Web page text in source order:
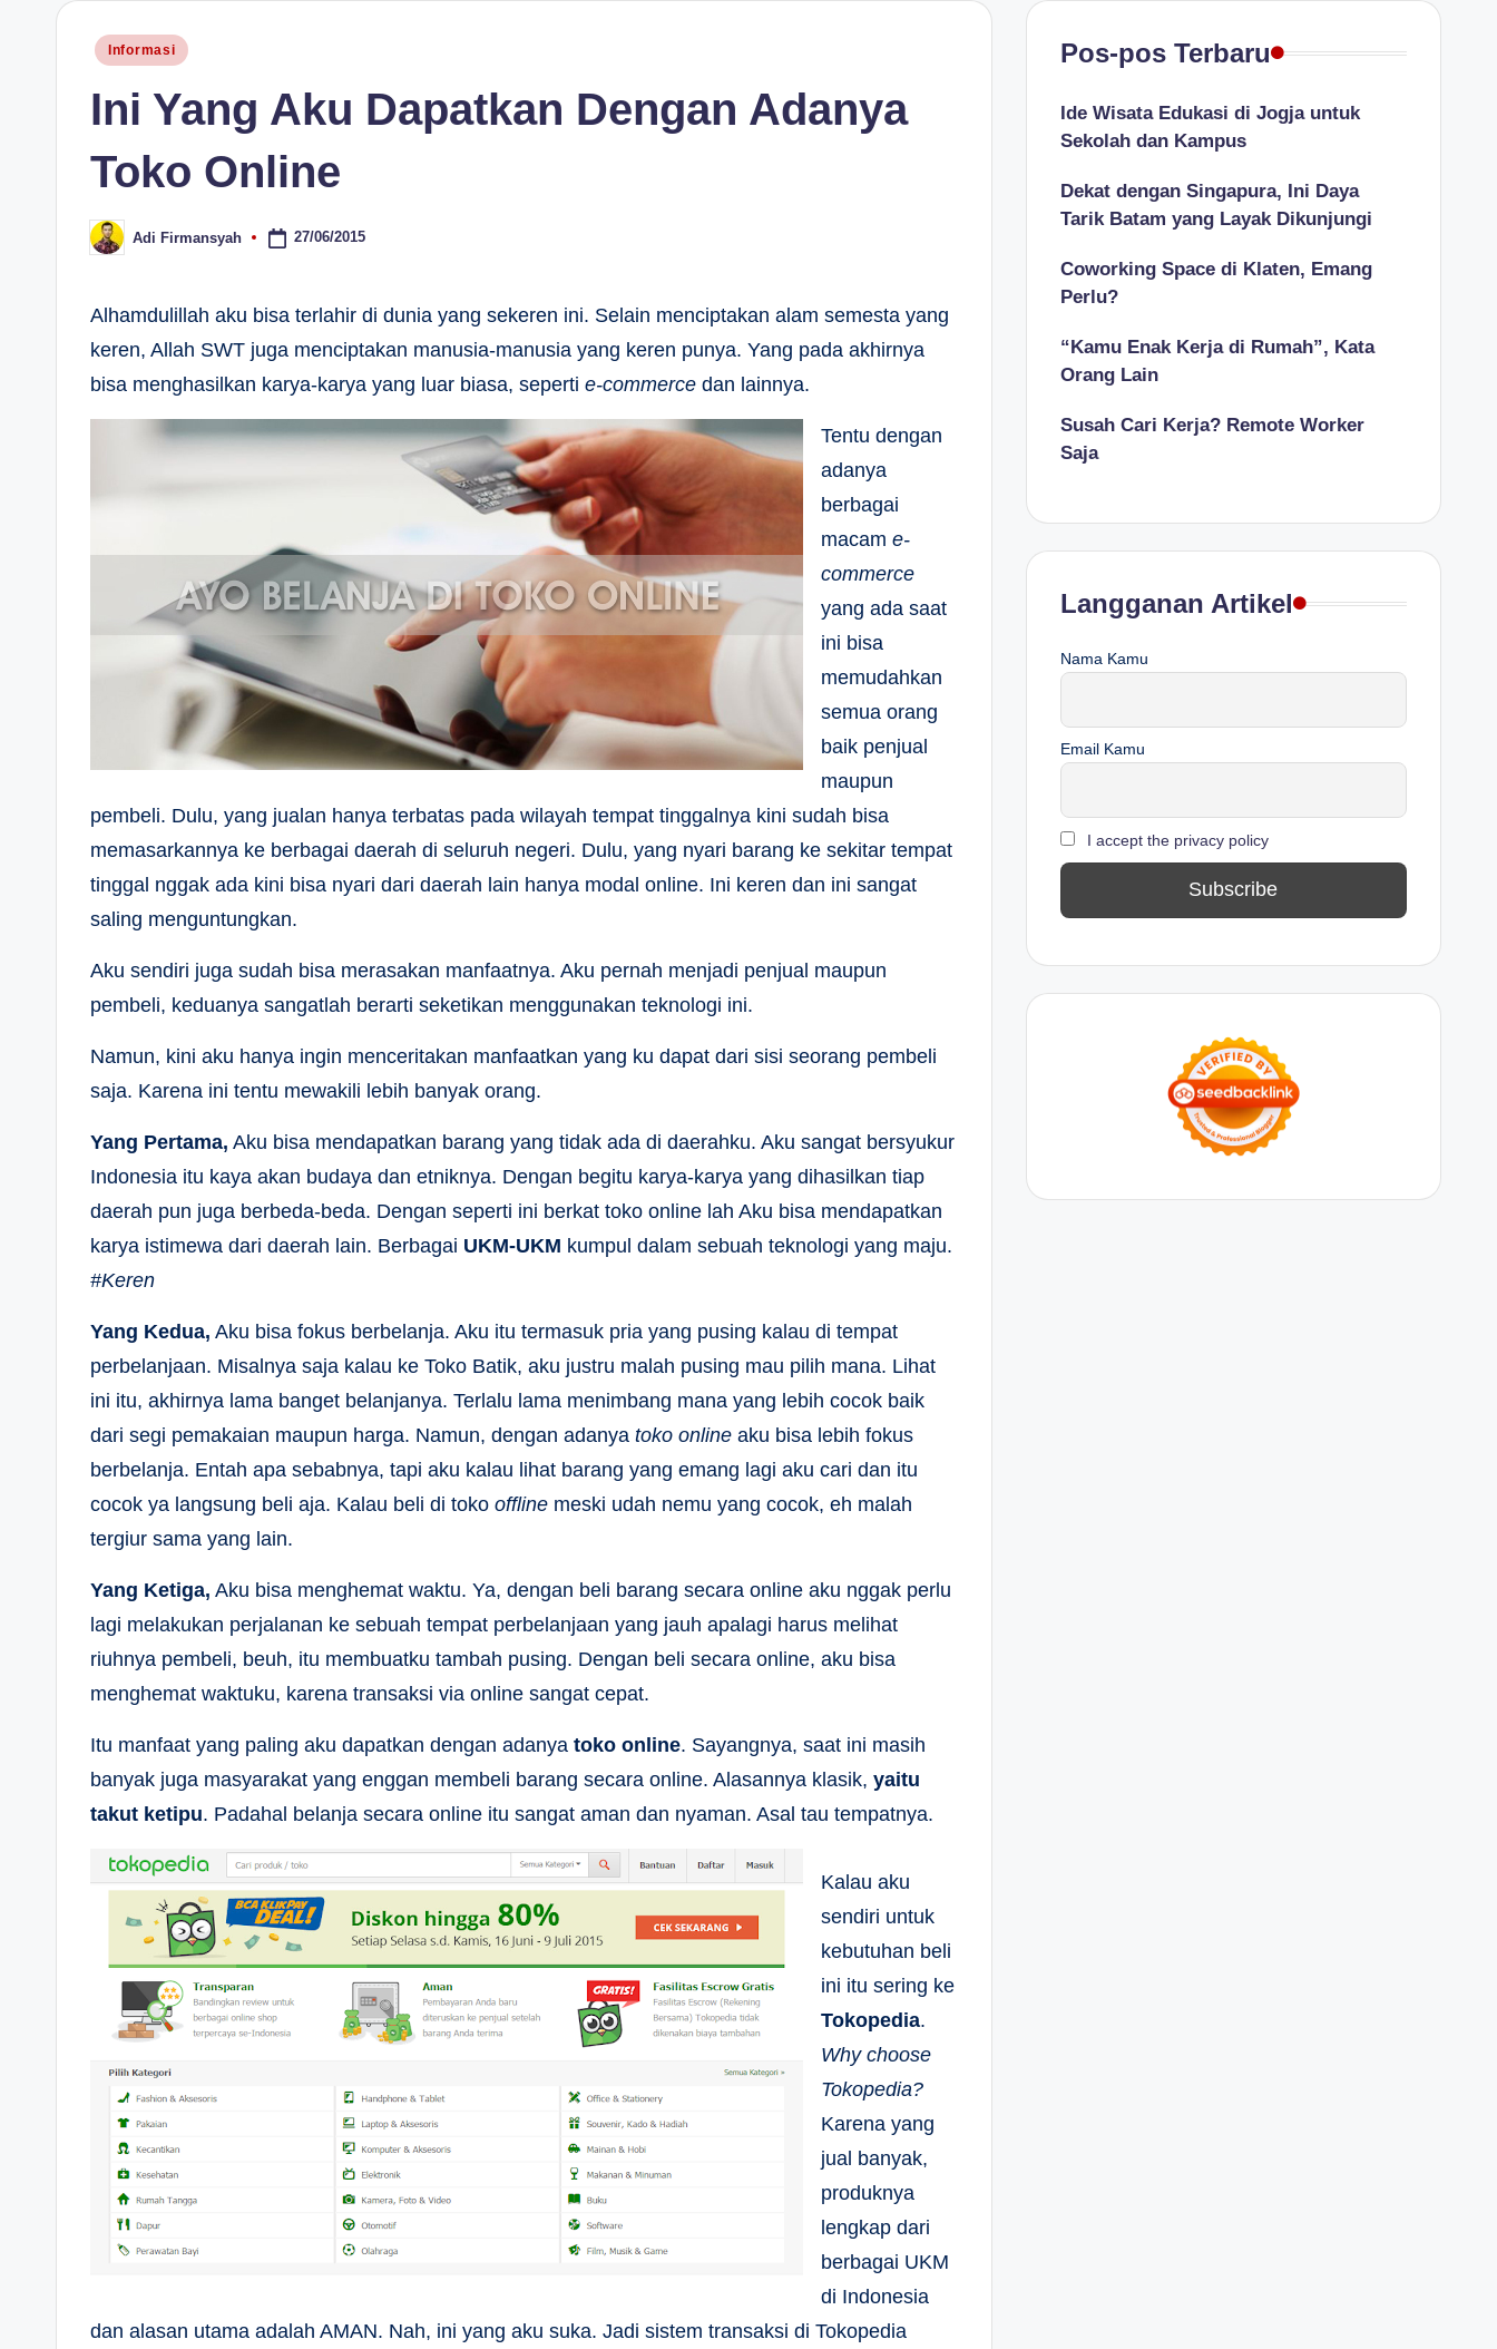
Posted
Informasi
Ini Yang Aku Dapatkan Dengan Adanya
Toko Online
Posted
by
Adi Firmansyah 27/06/2015
Alhamdulillah aku bisa terlahir di dunia yang sekeren ini. Selain menciptakan alam semesta yang
keren, Allah SWT juga menciptakan manusia-manusia yang keren punya. Yang pada akhirnya
bisa menghasilkan karya-karya yang luar biasa, seperti e-commerce dan lainnya.
Tentu dengan
adanya
berbagai
macam e-
commerce
yang ada saat
ini bisa
memudahkan
semua orang
baik penjual
maupun
pembeli. Dulu, yang jualan hanya terbatas pada wilayah tempat tinggalnya kini sudah bisa
memasarkannya ke berbagai daerah di seluruh negeri. Dulu, yang nyari barang ke sekitar tempat
tinggal nggak ada kini bisa nyari dari daerah lain hanya modal online. Ini keren dan ini sangat
saling menguntungkan.
Aku sendiri juga sudah bisa merasakan manfaatnya. Aku pernah menjadi penjual maupun
pembeli, keduanya sangatlah berarti seketikan menggunakan teknologi ini.
Namun, kini aku hanya ingin menceritakan manfaatkan yang ku dapat dari sisi seorang pembeli
saja. Karena ini tentu mewakili lebih banyak orang.
Yang Pertama, Aku bisa mendapatkan barang yang tidak ada di daerahku. Aku sangat bersyukur
Indonesia itu kaya akan budaya dan etniknya. Dengan begitu karya-karya yang dihasilkan tiap
daerah pun juga berbeda-beda. Dengan seperti ini berkat toko online lah Aku bisa mendapatkan
karya istimewa dari daerah lain. Berbagai UKM-UKM kumpul dalam sebuah teknologi yang maju.
#Keren
Yang Kedua, Aku bisa fokus berbelanja. Aku itu termasuk pria yang pusing kalau di tempat
perbelanjaan. Misalnya saja kalau ke Toko Batik, aku justru malah pusing mau pilih mana. Lihat
ini itu, akhirnya lama banget belanjanya. Terlalu lama menimbang mana yang lebih cocok baik
dari segi pemakaian maupun harga. Namun, dengan adanya toko online aku bisa lebih fokus
berbelanja. Entah apa sebabnya, tapi aku kalau lihat barang yang emang lagi aku cari dan itu
cocok ya langsung beli aja. Kalau beli di toko offline meski udah nemu yang cocok, eh malah
tergiur sama yang lain.
Yang Ketiga, Aku bisa menghemat waktu. Ya, dengan beli barang secara online aku nggak perlu
lagi melakukan perjalanan ke sebuah tempat perbelanjaan yang jauh apalagi harus melihat
riuhnya pembeli, beuh, itu membuatku tambah pusing. Dengan beli secara online, aku bisa
menghemat waktuku, karena transaksi via online sangat cepat.
Itu manfaat yang paling aku dapatkan dengan adanya toko online. Sayangnya, saat ini masih
banyak juga masyarakat yang enggan membeli barang secara online. Alasannya klasik, yaitu
takut ketipu. Padahal belanja secara online itu sangat aman dan nyaman. Asal tau tempatnya.
Kalau aku
sendiri untuk
kebutuhan beli
ini itu sering ke
Tokopedia.
Why choose
Tokopedia?
Karena yang
jual banyak,
produknya
lengkap dari
berbagai UKM
di Indonesia
dan alasan utama adalah AMAN. Nah, ini yang aku suka. Jadi sistem transaksi di Tokopedia
Pos-pos Terbaru
Ide Wisata Edukasi di Jogja untuk
Sekolah dan Kampus
Dekat dengan Singapura, Ini Daya
Tarik Batam yang Layak Dikunjungi
Coworking Space di Klaten, Emang
Perlu?
“Kamu Enak Kerja di Rumah”, Kata
Orang Lain
Susah Cari Kerja? Remote Worker
Saja
Langganan Artikel
Nama Kamu
Email Kamu
I accept the privacy policy